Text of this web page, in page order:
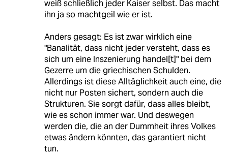
weiß schließlich jeder Kaiser selbst. Das macht
ihn ja so machtgeil wie er ist.
Anders gesagt: Es ist zwar wirklich eine
"Banalität, dass nicht jeder versteht, dass es
sich um eine Inszenierung handel[t]" bei dem
Gezerre um die griechischen Schulden.
Allerdings ist diese Alltäglichkeit auch eine, die
nicht nur Posten sichert, sondern auch die
Strukturen. Sie sorgt dafür, dass alles bleibt,
wie es schon immer war. Und deswegen
werden die, die an der Dummheit ihres Volkes
etwas ändern könnten, das garantiert nicht
tun.